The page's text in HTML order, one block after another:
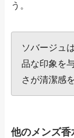
う。
ソバージュ
品な印象を
さが清潔感
他のメンズ